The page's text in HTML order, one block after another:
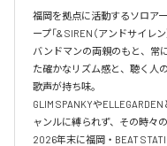
福岡を拠点に活動するソロア
ープ「& SIREN（アンドサイレ
バンドマンの両親のもと、常
た確かなリズム感と、聴く人
歌声が持ち味。
GLIM SPANKYや
ャンルに縛られず、その時々
2026年末に福岡・BEAT